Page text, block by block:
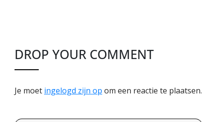
DROP YOUR COMMENT
Je moet ingelogd zijn op om een reactie te plaatsen.